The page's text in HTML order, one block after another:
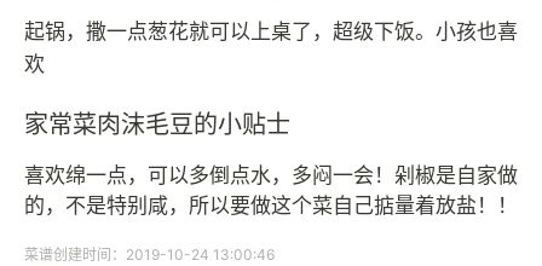
起锅，撒一点葱花就可以上桌了，超级下饭。小孩也喜
欢
家常菜肉沫毛豆的小贴士
喜欢绵一点，可以多倒点水，多闷一会！剁椒是自家做
的，不是特别咸，所以要做这个菜自己掂量着放盐！！
菜谱创建时间：2019-10-24 13:00:46